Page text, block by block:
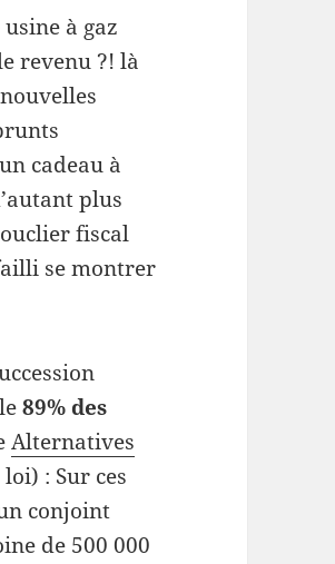
à gaz
revenu ?! là
cadeau à
plus
fiscal
se montrer
89% des
Alternatives
: Sur ces
conjoint
de 500 000